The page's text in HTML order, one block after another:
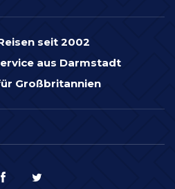
seit 2002
aus Darmstadt
Großbritannien